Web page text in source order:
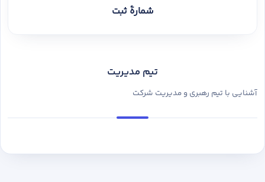
شمارهٔ ثبت
تیم مدیریت
آشنایی با تیم رهبری و مدیریت شرکت